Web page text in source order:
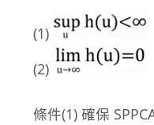
(1)
(2)
條件(1) 確保